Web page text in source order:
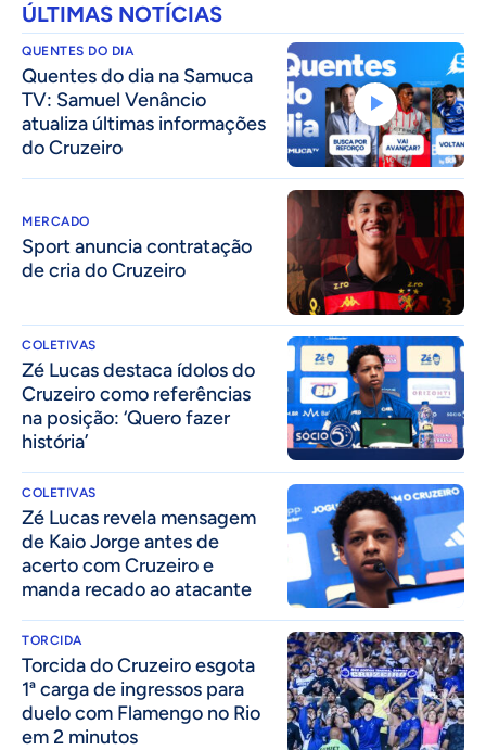
ÚLTIMAS NOTÍCIAS
QUENTES DO DIA
Quentes do dia na Samuca
TV: Samuel Venâncio
atualiza últimas informações
do Cruzeiro
MERCADO
Sport anuncia contratação
de cria do Cruzeiro
COLETIVAS
Zé Lucas destaca ídolos do
Cruzeiro como referências
na posição: ‘Quero fazer
história’
COLETIVAS
Zé Lucas revela mensagem
de Kaio Jorge antes de
acerto com Cruzeiro e
manda recado ao atacante
TORCIDA
Torcida do Cruzeiro esgota
1ª carga de ingressos para
duelo com Flamengo no Rio
em 2 minutos